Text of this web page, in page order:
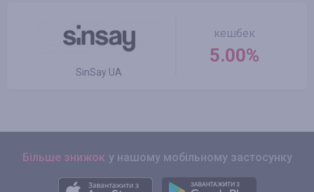
SinSay UA
кешбек
5.00%
Більше знижок у нашому мобільному застосунку